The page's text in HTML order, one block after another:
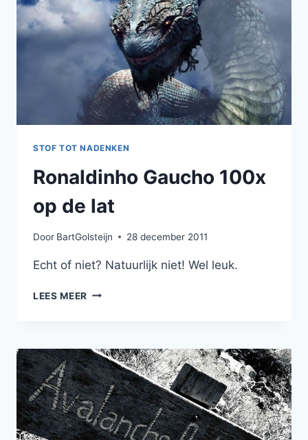
STOF TOT NADENKEN
Ronaldinho Gaucho 100x
op de lat
Door BartGolsteijn 28 december 2011
Echt of niet? Natuurlijk niet! Wel leuk.
LEES MEER RONALDINHO
DE
LAT